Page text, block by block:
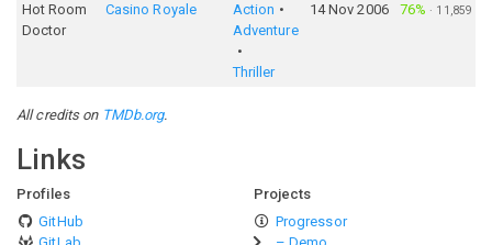
Hot Room
Doctor
Casino Royale
Action
Adventure
Thriller
14 Nov 2006 76% · 11,859
All credits on TMDb.org.
Links
Profiles
GitHub
Projects
Progressor